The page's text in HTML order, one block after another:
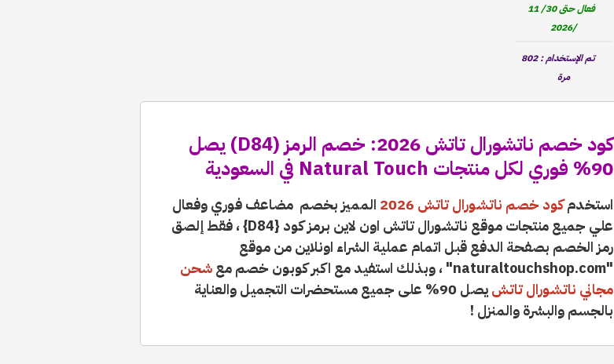
فعال حتى 30/ 11
/2026
تم الإستخدام : 802
مرة
كود خصم ناتشورال تاتش 2026: خصم الرمز (D84) يصل
90% فوري لكل منتجات Natural Touch في السعودية
استخدمكود خصم ناتشورال تاتش 2026
المميز بخصم مضاعف فوري وفعال
علي جميع منتجات موقع ناتشورال تاتش اون لاين برمز كود {D84} ، فقط إلصق
رمز الخصم بصفحة الدفع قبل اتمام عملية الشراء اونلاين من موقع
"naturaltouchshop.com" ، وبذلك استفيد مع اكبر كوبون خصم مع
شحن
مجاني ناتشورال تاتش
يصل 90% على جميع مستحضرات التجميل والعناية
بالجسم والبشرة والمنزل !